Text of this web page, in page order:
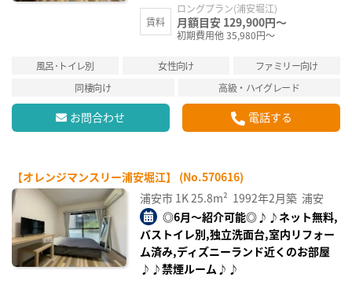
賃料
ロングプラン(浦安堀江)
月額目安 129,900円～
初期費用他 35,980円～
風呂･トイレ別 女性向け
ファミリー向け
同棲向け
高級・ハイグレード
お問合わせ 電話する
【オレンジマンスリー浦安堀江】 (No.570616)
浦安市 1K25.8m² 1992年2月築 浦安
◎6月～紹介可能◎♪♪ネット無料,
バストイレ別,独立洗面台,室内リフォー
ム済み,ディズニーランド近くのお部屋
♪♪禁煙ルーム♪♪